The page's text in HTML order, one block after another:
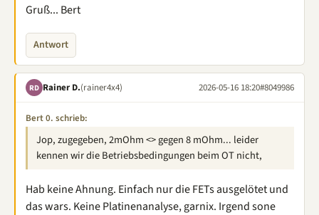
Gruß... Bert
Antwort
RD Rainer D.(rainer4x4) 2026-05-16 18:20#8049986
Bert 0. schrieb:
Jop, zugegeben, 2mOhm <> gegen 8 mOhm... leider
kennen wir die Betriebsbedingungen beim OT nicht,
Hab keine Ahnung. Einfach nur die FETs ausgelötet und
das wars. Keine Platinenanalyse, garnix. Irgend sone